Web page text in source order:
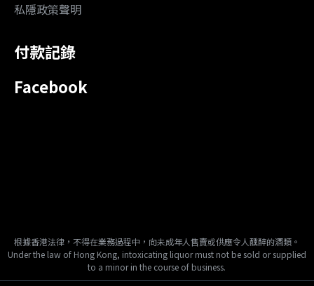
私隱政策聲明
付款記錄
Facebook
根據香港法律，不得在業務過程中，向未成年人售賣或供應令人醺醉的酒類。
Under the law of Hong Kong, intoxicating liquor must not be sold or supplied
to a minor in the course of business.